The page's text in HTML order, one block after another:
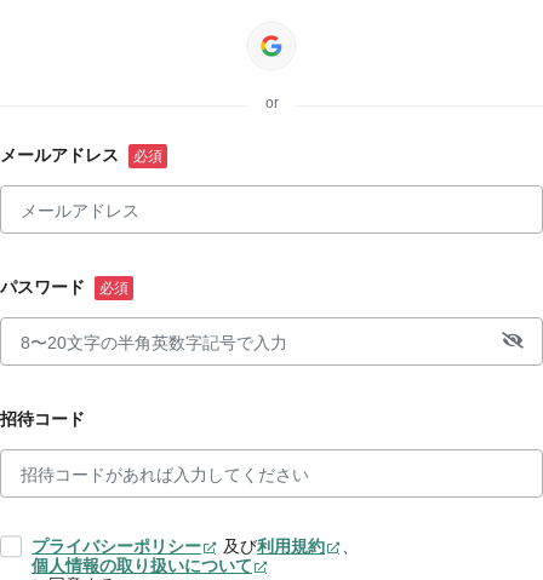
or
メールアドレス
パスワード
招待コード
プライバシーポリシー 及び利用規約
、
個人情報の取り扱いについて